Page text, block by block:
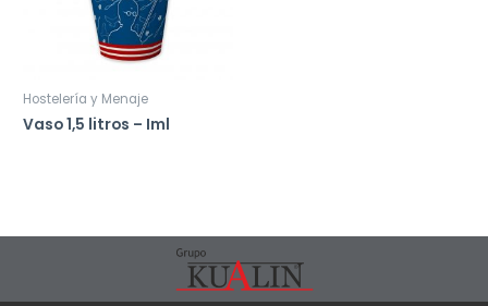
Hostelería y Menaje
Vaso 1,5 litros – Iml